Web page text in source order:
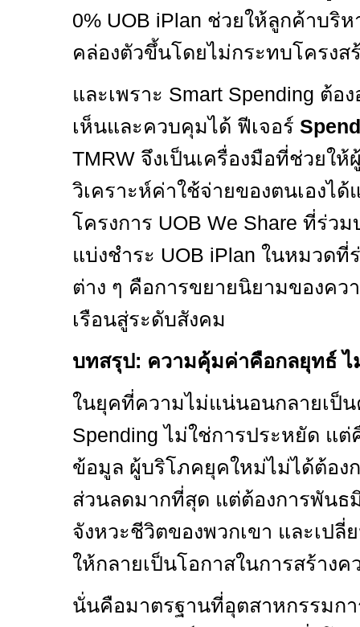
0% UOB iPlan ช่วยให้ลูกค้าบริห
คล่องตัวขึ้นโดยไม่กระทบโครงส
และเพราะ Smart Spending ต้อ
เห็นและควบคุมได้ ฟีเจอร์
TMRW จึงเป็นเครื่องมือที่ช่วยใ
วิเคราะห์ค่าใช้จ่ายของตนเองไ
โครงการ UOB We Share ที่ร่วม
แบ่งชำระ UOB iPlan ในหมวดที่
ต่าง ๆ คือการขยายนิยามของค
เรือนสู่ระดับสังคม
บทสรุป: ความคุ้มค่าคือกลยุทธ์ ไ
ในยุคที่ความไม่แน่นอนกลายเป็
Spendingไม่ใช่การประหยัด แต่
ข้อมูล ผู้บริโภคยุคใหม่ไม่ได้ต้อง
ส่วนลดมากที่สุด แต่ต้องการพันธ
จังหวะชีวิตของพวกเขา และเปลี่
ให้กลายเป็นโอกาสในการสร้าง
นั่นคือมาตรฐานที่อุตสาหกรรมกา